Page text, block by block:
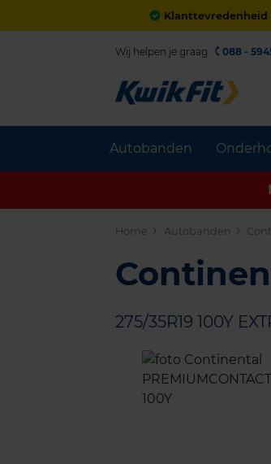
Klanttevredenheid
Autobanden
Wij helpen je graag. 088 -
Home Autobanden
275/35R19 100Y